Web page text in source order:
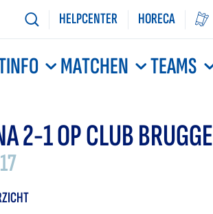
HELPCENTER HORECA
MATCHEN TEAMS
2-1 OP CLUB BRUGGE